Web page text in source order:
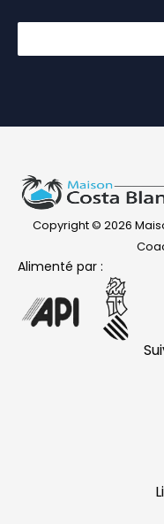
Copyright © 2026
Alimenté par :